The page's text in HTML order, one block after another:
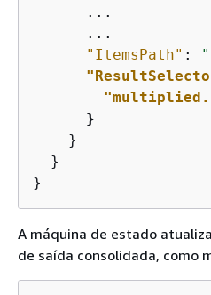
      ...
      ...
"ItemsPath" :
      }
    }
  }
}
A máquina de estado
de saída consolidada, como